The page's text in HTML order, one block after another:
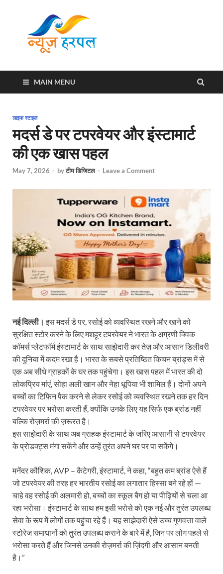
MAIN MENU
लाइफ स्टाइल
मदर्स डे पर टपरवेयर और इंस्टामार्ट
की एक खास पहल
May 7, 2026 - byटीम डिजिटल - Leave a Comment
नई दिल्ली। इस मदर्स डे पर, रसोई को व्यवस्थित रखने और खाने को
सुरक्षित स्टोर करने के लिए मशहूर टपरवेयर ने भारत के अग्रणी क्विक
कॉमर्स प्लेटफॉर्म इंस्टामार्ट के साथ साझेदारी कर तेज़ और आसान डिलीवरी
की दुनिया में कदम रखा है। भारत के सबसे प्रतिष्ठित किचन ब्रांड्स में से
एक अब सीधे ग्राहकों के घर तक पहुंचेगा। इस खास पहल में भारत की दो
लोकप्रिय मांएं, सोहा अली खान और नेहा धूपिया भी शामिल हैं। दोनों अपने
बच्चों का टिफिन पैक करने से लेकर रसोई को व्यवस्थित रखने तक हर दिन
टपरवेयर पर भरोसा करती हैं, क्योंकि उनके लिए यह सिर्फ एक ब्रांड नहीं
बल्कि रोज़मर्रा की ज़रूरत है।
इस साझेदारी के साथ अब ग्राहक इंस्टामार्ट के जरिए आसानी से टपरवेयर
के प्रोडक्ट्स मंगा सकेंगे और उन्हें तुरंत अपने घर पर पा सकेंगे।
मनेंदर कौशिक, AVP – कैटेगरी, इंस्टामार्ट, ने कहा, “बहुत कम ब्रांड ऐसे हैं
जो टपरवेयर की तरह हर भारतीय रसोई का लगातार हिस्सा बने रहे हों —
चाहे वह रसोई की अलमारी हो, बच्चों का स्कूल बैग हो या पीढ़ियों से चला आ
रहा भरोसा। इंस्टामार्ट के साथ हम इसी भरोसे को एक नई और तुरंत उपलब्ध
सेवा के रूप में लोगों तक पहुंचा रहे हैं। यह साझेदारी ऐसे उच्च गुणवत्ता वाले
स्टोरेज समाधानों को तुरंत उपलब्ध कराने के बारे में है, जिन पर लोग पहले से
भरोसा करते हैं और जिनसे उनकी रोज़मर्रा की ज़िंदगी और आसान बनती
है।”